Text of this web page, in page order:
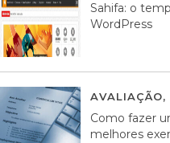
Sahifa: o
WordPress
AVALIAÇÃO,
Como fazer
melhores